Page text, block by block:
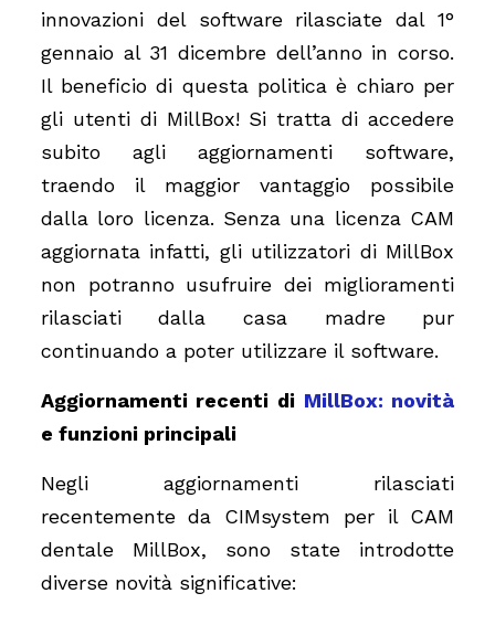
innovazioni del software rilasciate dal 1°
gennaio al 31 dicembre dell’anno in corso.
Il beneficio di questa politica è chiaro per
gli utenti di MillBox! Si tratta di accedere
subito agli aggiornamenti software,
traendo il maggior vantaggio possibile
dalla loro licenza. Senza una licenza CAM
aggiornata infatti, gli utilizzatori di MillBox
non potranno usufruire dei miglioramenti
rilasciati dalla casa madre pur
continuando a poter utilizzare il software.
Aggiornamenti recenti di MillBox: novità
e funzioni principali
Negli aggiornamenti rilasciati
recentemente da CIMsystem per il CAM
dentale MillBox, sono state introdotte
diverse novità significative: